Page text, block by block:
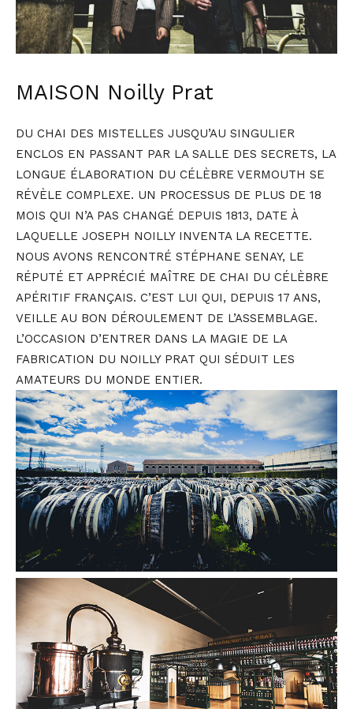
MAISON Noilly Prat
DU CHAI DES MISTELLES JUSQU’AU SINGULIER
ENCLOS EN PASSANT PAR LA SALLE DES SECRETS, LA
LONGUE ÉLABORATION DU CÉLÈBRE VERMOUTH SE
RÉVÈLE COMPLEXE. UN PROCESSUS DE PLUS DE 18
MOIS QUI N’A PAS CHANGÉ DEPUIS 1813, DATE À
LAQUELLE JOSEPH NOILLY INVENTA LA RECETTE.
NOUS AVONS RENCONTRÉ STÉPHANE SENAY, LE
RÉPUTÉ ET APPRÉCIÉ MAÎTRE DE CHAI DU CÉLÈBRE
APÉRITIF FRANÇAIS. C’EST LUI QUI, DEPUIS 17 ANS,
VEILLE AU BON DÉROULEMENT DE L’ASSEMBLAGE.
L’OCCASION D’ENTRER DANS LA MAGIE DE LA
FABRICATION DU NOILLY PRAT QUI SÉDUIT LES
AMATEURS DU MONDE ENTIER.